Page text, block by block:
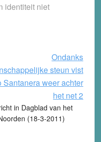
identiteit niet
in Dagblad van het
(18-3-2011)